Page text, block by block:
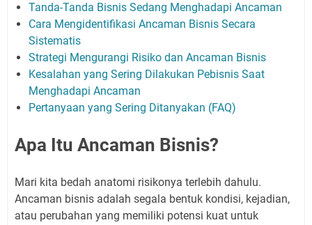
Tanda-Tanda Bisnis Sedang Menghadapi Ancaman
Cara Mengidentifikasi Ancaman Bisnis Secara
Sistematis
Strategi Mengurangi Risiko dan Ancaman Bisnis
Kesalahan yang Sering Dilakukan Pebisnis Saat
Menghadapi Ancaman
Pertanyaan yang Sering Ditanyakan (FAQ)
Apa Itu Ancaman Bisnis?
Mari kita bedah anatomi risikonya terlebih dahulu.
Ancaman bisnis adalah segala bentuk kondisi, kejadian,
atau perubahan yang memiliki potensi kuat untuk